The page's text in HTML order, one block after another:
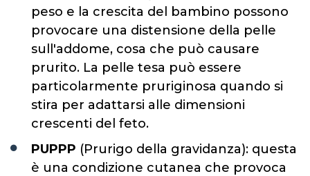
peso e la crescita del bambino possono
provocare una distensione della pelle
sull'addome, cosa che può causare
prurito. La pelle tesa può essere
particolarmente pruriginosa quando si
stira per adattarsi alle dimensioni
crescenti del feto.
PUPPP (Prurigo della gravidanza): questa
è una condizione cutanea che provoca